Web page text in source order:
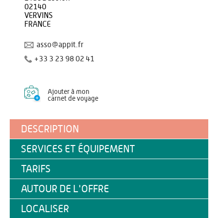
02140
VERVINS
FRANCE
asso@appit.fr
+33 3 23 98 02 41
Ajouter à mon
carnet de voyage
DESCRIPTION
SERVICES ET ÉQUIPEMENT
TARIFS
AUTOUR DE L'OFFRE
LOCALISER